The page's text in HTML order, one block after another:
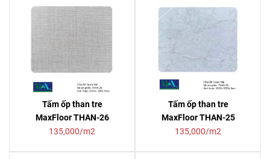
Tấm ốp than tre
MaxFloor THAN-26
135,000/m2
Tấm ốp than tre
MaxFloor THAN-25
135,000/m2